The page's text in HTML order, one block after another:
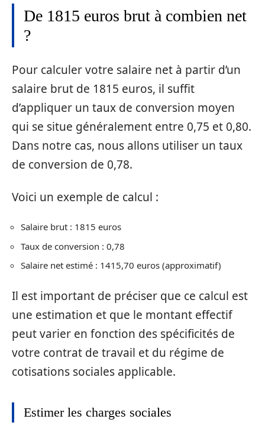
De 1815 euros brut à combien net
?
Pour calculer votre salaire net à partir d’un
salaire brut de 1815 euros, il suffit
d’appliquer un taux de conversion moyen
qui se situe généralement entre 0,75 et 0,80.
Dans notre cas, nous allons utiliser un taux
de conversion de 0,78.
Voici un exemple de calcul :
Salaire brut : 1815 euros
Taux de conversion : 0,78
Salaire net estimé : 1415,70 euros (approximatif)
Il est important de préciser que ce calcul est
une estimation et que le montant effectif
peut varier en fonction des spécificités de
votre contrat de travail et du régime de
cotisations sociales applicable.
Estimer les charges sociales